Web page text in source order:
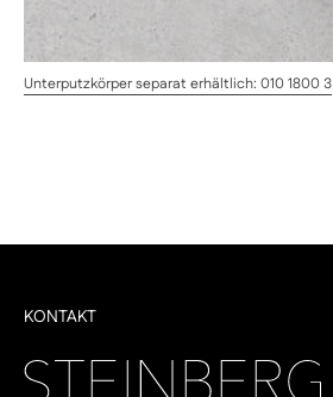
Unterputzkörper separat erhältlich: 010 1800 3
KONTAKT